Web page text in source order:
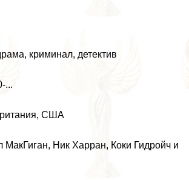
криминал, детектив
...
США
МакГиган, Ник Харран, Коки Гидройч и